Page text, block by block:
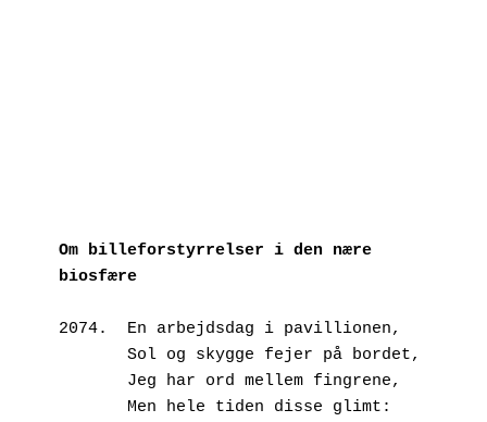
Om billeforstyrrelser i den nære
biosfære
2074.  En arbejdsdag i pavillionen,
       Sol og skygge fejer på bordet,
       Jeg har ord mellem fingrene,
       Men hele tiden disse glimt: